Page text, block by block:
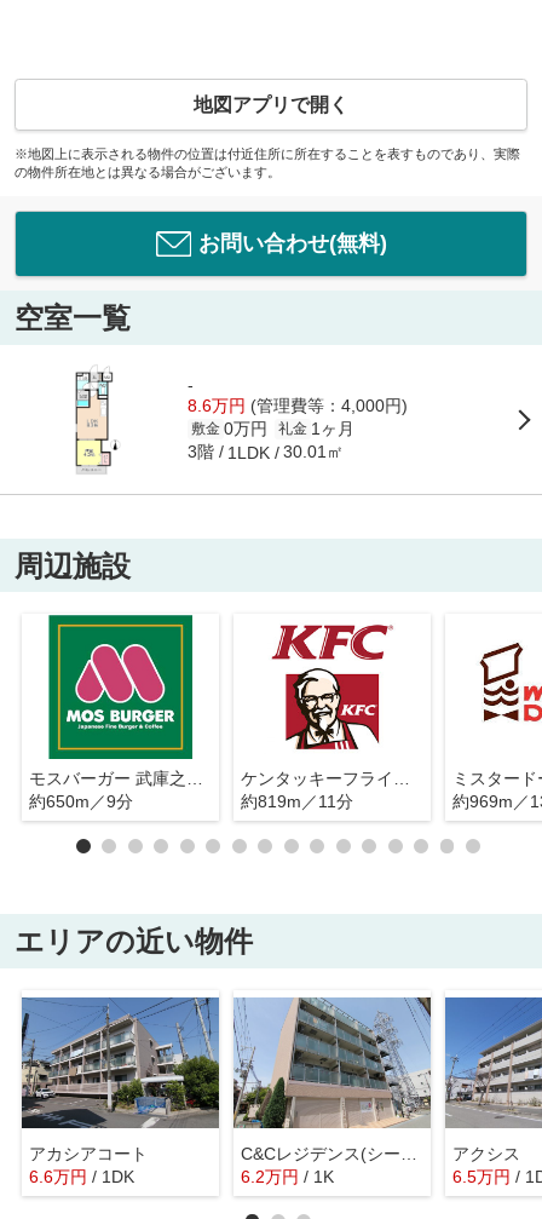
地図アプリで開く
※地図上に表示される物件の位置は付近住所に所在することを表すものであり、実際
の物件所在地とは異なる場合がございます。
お問い合わせ(無料)
空室一覧
-
8.6万円 (管理費等：4,000円)
敷金 0万円 礼金 1ヶ月
3階 1LDK 30.01㎡
周辺施設
約650m／9分
約819m／11分
約969m／
エリアの近い物件
アカシアコート
6.6万円 / 1DK
6.2万円 / 1K
アクシス
6.5万円 /